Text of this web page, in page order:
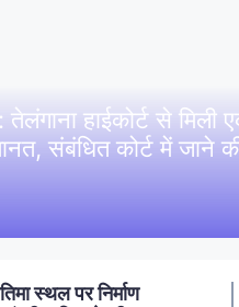
हाईकोर्ट से मिली
संबंधित कोर्ट में जाने
नशा मुक्ति